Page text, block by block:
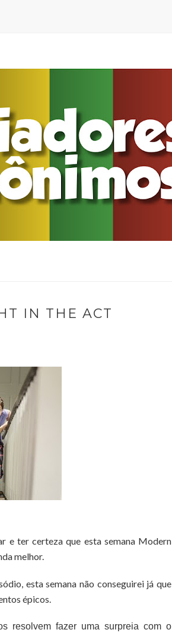
IN THE ACT
e ter certeza que esta semana Modern
melhor.
esta semana não conseguirei já que
épicos.
resolvem fazer uma surpreia com o